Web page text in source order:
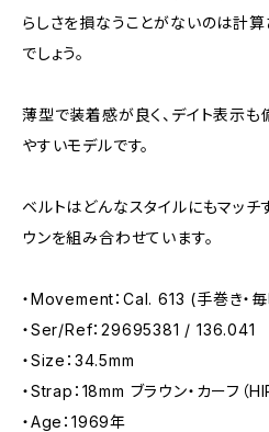
らしさを損なうことがないのは計
でしょう。
薄型で装着感が良く、デイト表示も
やすいモデルです。
ベルトはどんなスタイルにもマッ
ウンを組み合わせています。
・Movement：Cal. 613 (手巻き・
・Ser/Ref：29695381 / 136.041
・Size：34.5mm
・Strap：18mm ブラウン・カーフ（
・Age：1969年